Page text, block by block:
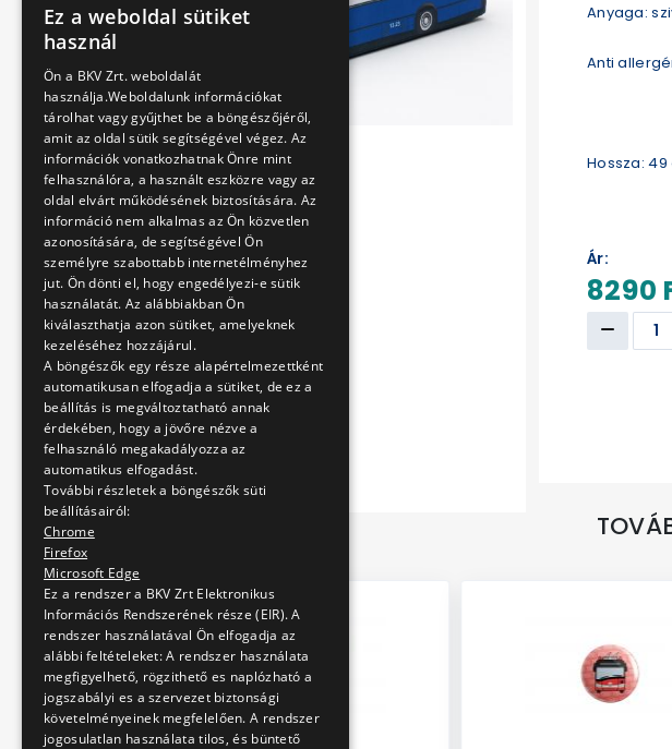
Anyaga:
Anti
Hossza: 49
Ár:
8290
Ez a weboldal sütiket
használ
Ön a BKV Zrt. weboldalát
használja.Weboldalunk információkat
tárolhat vagy gyűjthet be a böngészőjéről,
amit az oldal sütik segítségével végez. Az
információk vonatkozhatnak Önre mint
felhasználóra, a használt eszközre vagy az
oldal elvárt működésének biztosítására. Az
információ nem alkalmas az Ön közvetlen
azonosítására, de segítségével Ön
személyre szabottabb internetélményhez
jut. Ön dönti el, hogy engedélyezi-e sütik
használatát. Az alábbiakban Ön
kiválaszthatja azon sütiket, amelyeknek
kezeléséhez hozzájárul.
A böngészők egy része alapértelmezettként
automatikusan elfogadja a sütiket, de ez a
beállítás is megváltoztatható annak
érdekében, hogy a jövőre nézve a
felhasználó megakadályozza az
automatikus elfogadást.
További részletek a böngészők süti
beállításairól:
Chrome
Firefox
Microsoft Edge
Ez a rendszer a BKV Zrt Elektronikus
Információs Rendszerének része (EIR). A
rendszer használatával Ön elfogadja az
alábbi feltételeket: A rendszer használata
megfigyelhető, rögzithető es naplózható a
jogszabályi es a szervezet biztonsági
követelményeinek megfelelően. A rendszer
jogosulatlan használata tilos, és büntető